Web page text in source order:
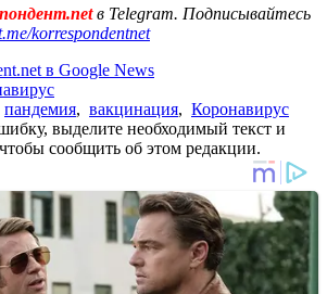
в Telegram. Подписывайтесь
korrespondentnet
в Google News
пандемия, вакцинация, Коронавирус
выделите необходимый текст и
сообщить об этом редакции.